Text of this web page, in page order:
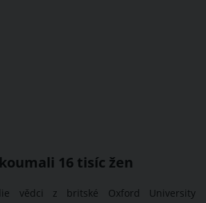
16 tisíc žen
vědci z britské Oxford University